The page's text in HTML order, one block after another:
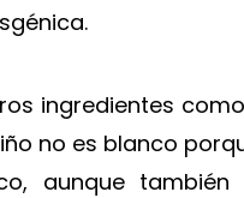
ingredientes
no es blanco
aunque también